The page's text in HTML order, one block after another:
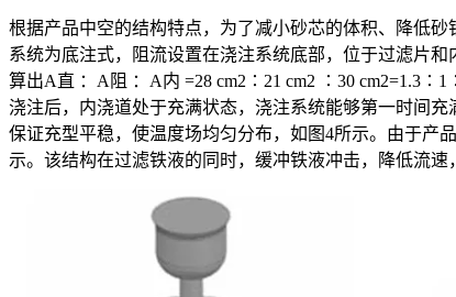
根据产品中空的结构特点，为了减小砂芯的体积、降低
系统为底注式，阻流设置在浇注系统底部，位于过滤片
算出A直 ：A阻 ：A内 =28 cm2∶21 cm2 ∶30
浇注后，内浇道处于充满状态，浇注系统能够第一时间
保证充型平稳，使温度场均匀分布，如图4所示。由于产
示。该结构在过滤铁液的同时，缓冲铁液冲击，降低流